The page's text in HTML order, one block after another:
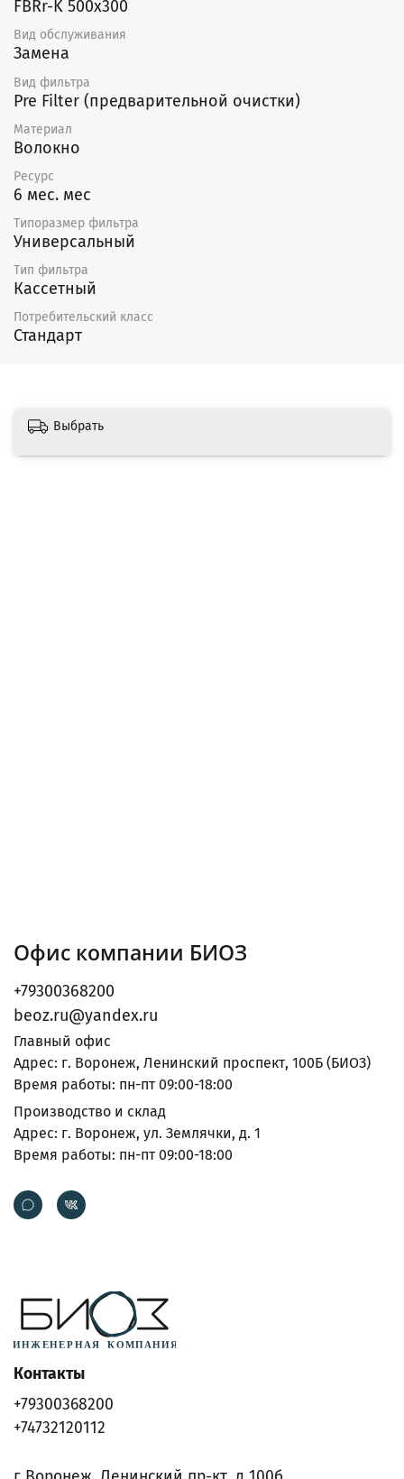
FBRr-K 500x300
Вид обслуживания
Замена
Вид фильтра
Pre Filter (предварительной очистки)
Материал
Волокно
Ресурс
6 мес. мес
Типоразмер фильтра
Универсальный
Тип фильтра
Кассетный
Потребительский класс
Стандарт
Выбрать
Офис компании БИОЗ
+79300368200
beoz.ru@yandex.ru
Главный офис
Адрес: г. Воронеж, Ленинский проспект, 100Б (БИОЗ)
Время работы: пн-пт 09:00-18:00
Производство и склад
Адрес: г. Воронеж, ул. Землячки, д. 1
Время работы: пн-пт 09:00-18:00
Контакты
+79300368200
+74732120112